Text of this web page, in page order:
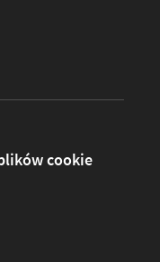
cookie